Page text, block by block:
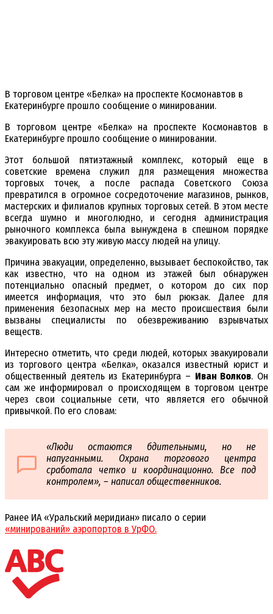
В торговом центре «Белка» на проспекте Космонавтов в
Екатеринбурге прошло сообщение о минировании.
В торговом центре «Белка» на проспекте Космонавтов в
Екатеринбурге прошло сообщение о минировании.
Этот большой пятиэтажный комплекс, который еще в
советские времена служил для размещения множества
торговых точек, а после распада Советского Союза
превратился в огромное сосредоточение магазинов, рынков,
мастерских и филиалов крупных торговых сетей. В этом месте
всегда шумно и многолюдно, и сегодня администрация
рыночного комплекса была вынуждена в спешном порядке
эвакуировать всю эту живую массу людей на улицу.
Причина эвакуации, определенно, вызывает беспокойство, так
как известно, что на одном из этажей был обнаружен
потенциально опасный предмет, о котором до сих пор
имеется информация, что это был рюкзак. Далее для
применения безопасных мер на место происшествия были
вызваны специалисты по обезвреживанию взрывчатых
веществ.
Интересно отметить, что среди людей, которых эвакуировали
из торгового центра «Белка», оказался известный юрист и
общественный деятель из Екатеринбурга – Иван Волков. Он
сам же информировал о происходящем в торговом центре
через свои социальные сети, что является его обычной
привычкой. По его словам:
«Люди остаются бдительными, но не
напуганными. Охрана торгового центра
сработала четко и координационно. Все под
контролем», – написал общественников.
Ранее ИА «Уральский меридиан» писало о серии
«минирований» аэропортов в УрФО.